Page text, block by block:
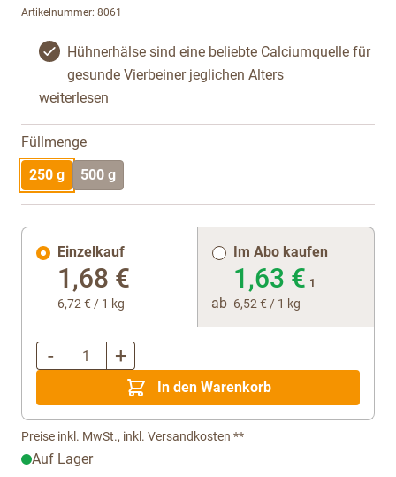
Artikelnummer: 8061
Hühnerhälse sind eine beliebte Calciumquelle für
gesunde Vierbeiner jeglichen Alters
weiterlesen
Füllmenge
250 g
500 g
Einzelkauf
1,68 €
6,72 € / 1 kg
Im Abo kaufen
ab
1,63 €
6,52 € / 1 kg
1
Menge
- +
In den Warenkorb
Preise inkl. MwSt., inkl. Versandkosten **
Auf Lager